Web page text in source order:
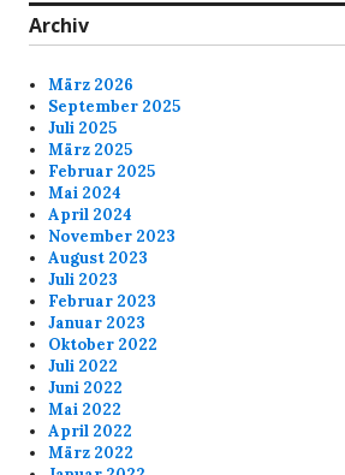
Archiv
März 2026
September 2025
Juli 2025
März 2025
Februar 2025
Mai 2024
April 2024
November 2023
August 2023
Juli 2023
Februar 2023
Januar 2023
Oktober 2022
Juli 2022
Juni 2022
Mai 2022
April 2022
März 2022